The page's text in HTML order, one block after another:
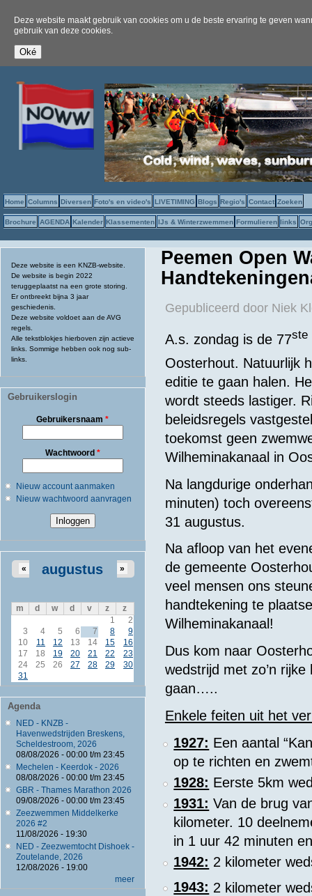
Deze website maakt gebruik van cookies om u de beste ervaring te geven
gebruik van deze cookies.
Home Columns Diversen Foto's en video's LIVETIMING Blogs Regio's Contact Zoeken
Brochure AGENDA Kalender Klassementen IJs & Winterzwemmen Formulieren links
Deze website is een KNZB-website.
De website is begin 2022
teruggeplaatst na een grote storing.
Er ontbreekt bijna 3 jaar
geschiedenis.
Deze website voldoet aan de AVG
regels.
Alle tekstblokjes hierboven zijn actieve
links. Sommige hebben ook nog sub-
links.
Gebruikerslogin
Gebruikersnaam*
Wachtwoord *
Nieuw account aanmaken
Nieuw wachtwoord aanvragen
augustus
« »
m d w d v z
z
1
2
3
4 5 6 7 8
9
10
11 12 13 14 15
16
17
18 19 20 21 22
23
24
25 26 27 28 29
30
31
Agenda
NED - KNZB -
Havenwedstrijden Breskens,
Scheldestroom, 2026
08/08/2026 - 00:00t/m 23:45
Mechelen - Keerdok - 2026
08/08/2026 - 00:00t/m 23:45
GBR - Thames Marathon 2026
09/08/2026 - 00:00t/m 23:45
Zeezwemmen Middelkerke
2026 #2
11/08/2026 - 19:30
NED - Zeezwemtocht Dishoek -
Zoutelande, 2026
12/08/2026 - 19:00
meer
Peemen Open
Gepubliceerd door Niek
A.s. zondag is de 77ste
Oosterhout. Natuurlijk
editie te gaan halen.
wordt steeds lastiger.
beleidsregels
toekomst geen
Wilheminakanaal in
Na langdurige
minuten) toch
31 augustus.
Na afloop van het
de gemeente
veel mensen ons
handtekening te
Wilheminakanaal!
Dus kom naar
wedstrijd met zo’n
gaan…..
Enkele feiten uit het
1927: Een aantal
op te richten en
1928: Eerste 5km
1931: Van de brug
kilometer. 10
in 1 uur 42 minuten
1942: 2 kilometer
1943: 2 kilometer